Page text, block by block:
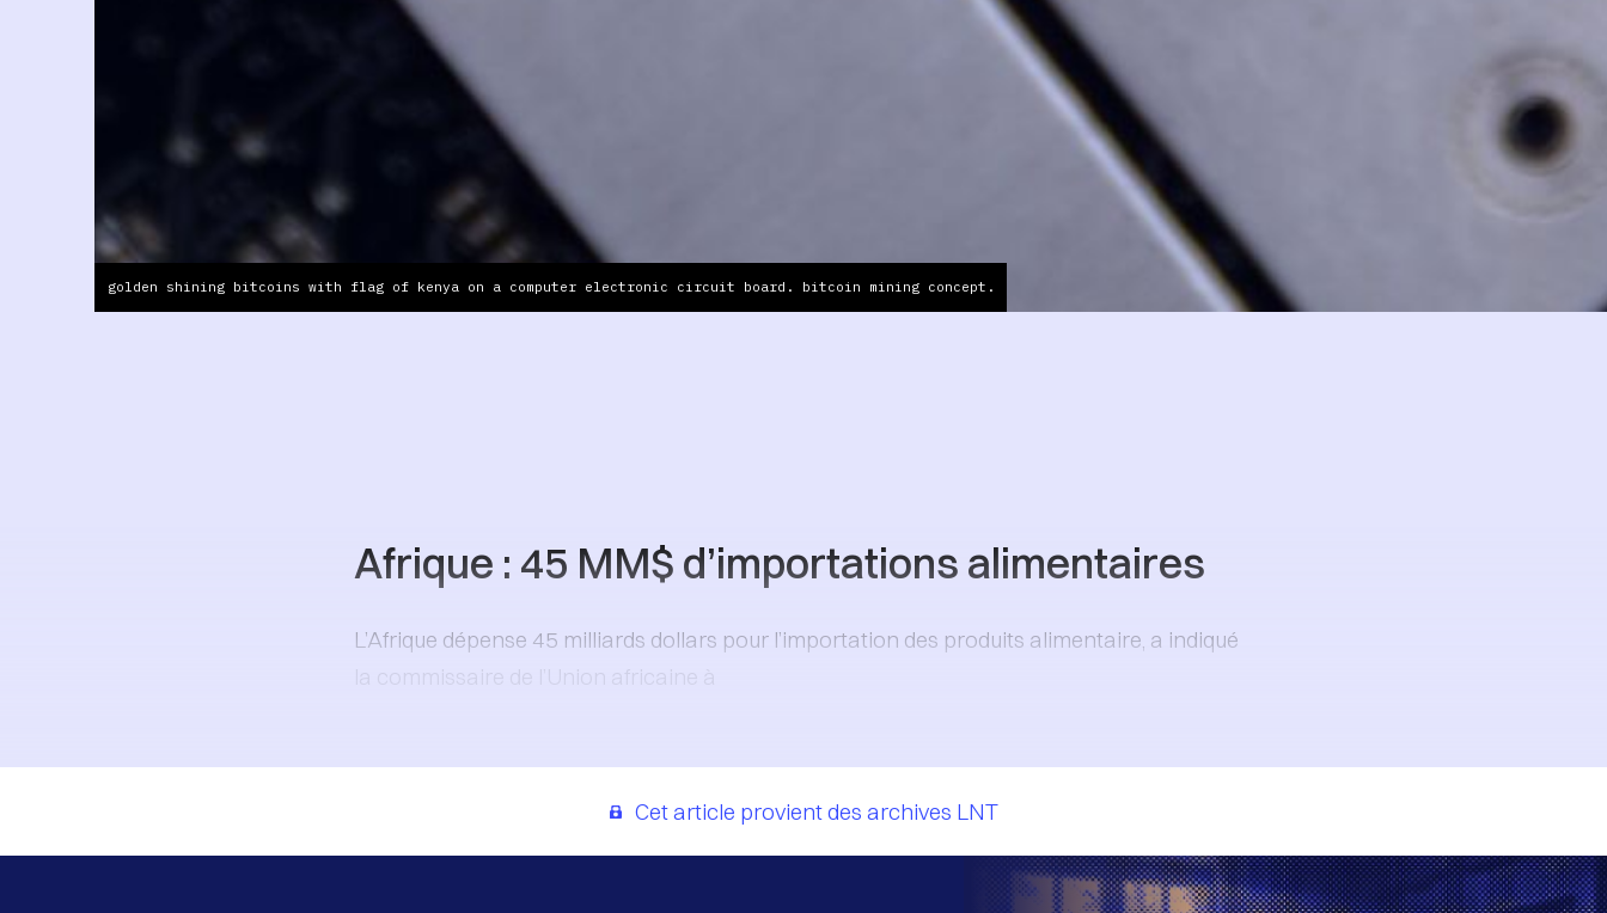
golden shining bitcoins with flag of kenya on a computer electronic circuit board. bitcoin mining concept.
Afrique : 45 MM$ d’importations alimentaires
L’Afrique dépense 45 milliards dollars pour l’importation des produits alimentaire, a indiqué
la commissaire de l’Union africaine à
Cet article provient des archives LNT